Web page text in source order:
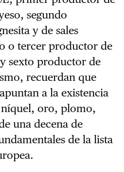
segundo
y de sales
o tercer productor de
sexto productor de
recuerdan que
a la existencia
oro, plomo,
una decena de
de la lista